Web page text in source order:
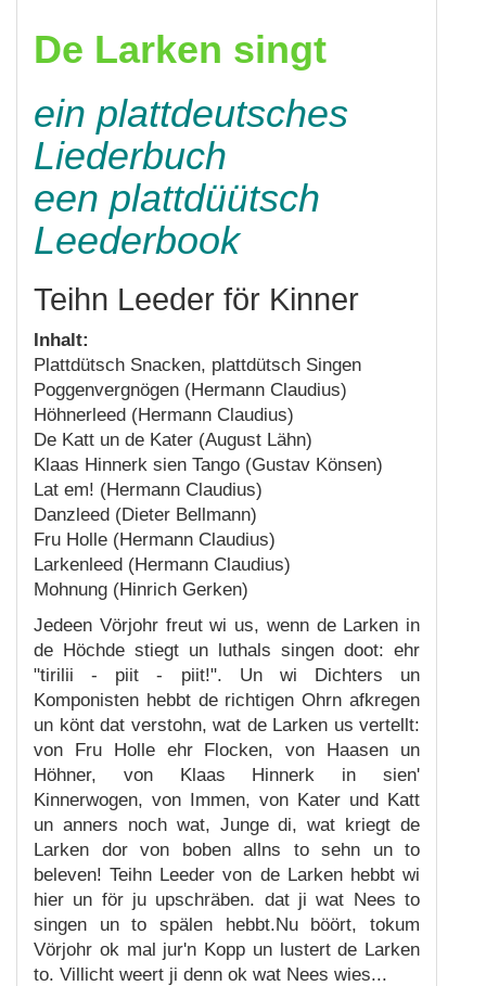
De Larken singt
ein plattdeutsches
Liederbuch
een plattdüütsch
Leederbook
Teihn Leeder för Kinner
Inhalt:
Plattdütsch Snacken, plattdütsch Singen
Poggenvergnögen (Hermann Claudius)
Höhnerleed (Hermann Claudius)
De Katt un de Kater (August Lähn)
Klaas Hinnerk sien Tango (Gustav Könsen)
Lat em! (Hermann Claudius)
Danzleed (Dieter Bellmann)
Fru Holle (Hermann Claudius)
Larkenleed (Hermann Claudius)
Mohnung (Hinrich Gerken)
Jedeen Vörjohr freut wi us, wenn de Larken in
de Höchde stiegt un luthals singen doot: ehr
"tirilii - piit - piit!". Un wi Dichters un
Komponisten hebbt de richtigen Ohrn afkregen
un könt dat verstohn, wat de Larken us vertellt:
von Fru Holle ehr Flocken, von Haasen un
Höhner, von Klaas Hinnerk in sien'
Kinnerwogen, von Immen, von Kater und Katt
un anners noch wat, Junge di, wat kriegt de
Larken dor von boben allns to sehn un to
beleven! Teihn Leeder von de Larken hebbt wi
hier un för ju upschräben. dat ji wat Nees to
singen un to spälen hebbt.Nu böört, tokum
Vörjohr ok mal jur'n Kopp un lustert de Larken
to. Villicht weert ji denn ok wat Nees wies...